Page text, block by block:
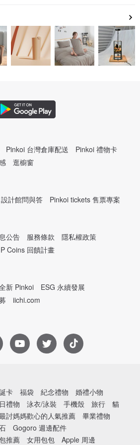
Pinkoi 台灣倉庫配送
Pinkoi 禮物卡
逛櫥窗
設計館問與答 Pinkoi tickets 售票專案
公告 服務條款
隱私權政策
Coins 回饋計畫
新 Pinkoi
ESG 永續發展
iichi.com
卡 福袋 紀念禮物
婚禮小物
禮物 泳衣/泳裝 手機殼 旅行
貓
討媽媽歡心的人氣推薦
畢業禮物
Gogoro 週邊配件
推薦
女用包包 Apple 周邊